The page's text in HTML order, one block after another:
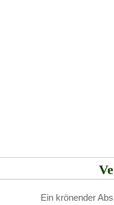
Ein krönender